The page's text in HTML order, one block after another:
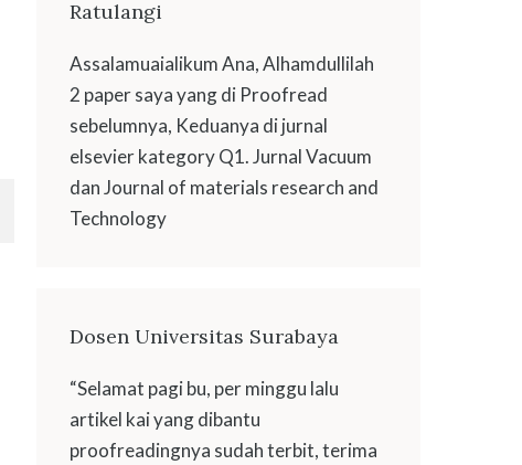
Ratulangi
Assalamuaialikum Ana, Alhamdullilah
2 paper saya yang di Proofread
sebelumnya, Keduanya di jurnal
elsevier kategory Q1. Jurnal Vacuum
dan Journal of materials research and
Technology
Dosen Universitas Surabaya
“Selamat pagi bu, per minggu lalu
artikel kai yang dibantu
proofreadingnya sudah terbit, terima